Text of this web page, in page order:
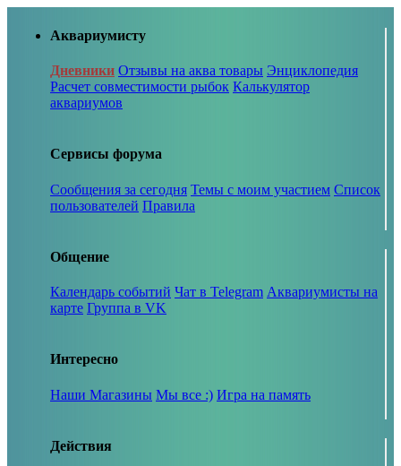
Аквариумисту
Дневники Отзывы на аква товары Энциклопедия
Расчет совместимости рыбок Калькулятор
аквариумов
Сервисы форума
Сообщения за сегодня Темы с моим участием Список
пользователей Правила
Общение
Календарь событий Чат в Telegram Аквариумисты на
карте Группа в VK
Интересно
Наши Магазины Мы все :) Игра на память
Действия